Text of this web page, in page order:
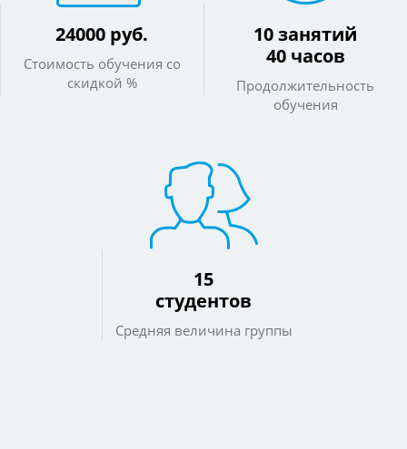
24000 руб.
Стоимость обучения со
скидкой %
10 занятий
40 часов
Продолжительность
обучения
15
студентов
Средняя величина группы